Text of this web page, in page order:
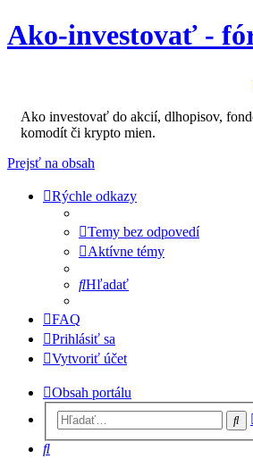
Ako-investovať -
Ako investovať do akcií, dlhopisov,
komodít či krypto mien.
Prejsť na obsah
Rýchle odkazy
Temy bez odpovedí
Aktívne témy
Hľadať
FAQ
Prihlásiť sa
Vytvoriť účet
Obsah portálu
Hľadať